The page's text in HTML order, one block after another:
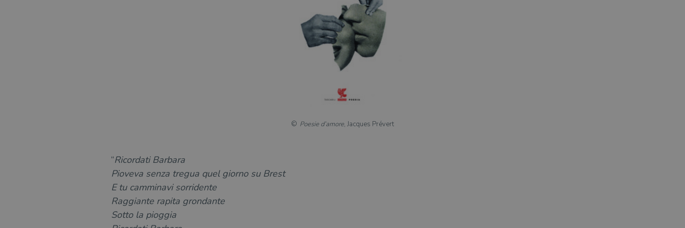
Poesie d’amore, Jacques Prévert
“Ricordati Barbara
Pioveva senza tregua quel giorno su Brest
E tu camminavi sorridente
Raggiante rapita grondante
Sotto la pioggia